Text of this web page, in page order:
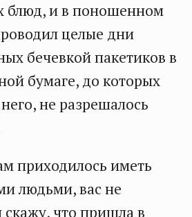
блюд, и в поношенном
целые дни
бечевкой пакетиков в
бумаге, до которых
не разрешалось
приходилось иметь
людьми, вас не
скажу, что пришла в